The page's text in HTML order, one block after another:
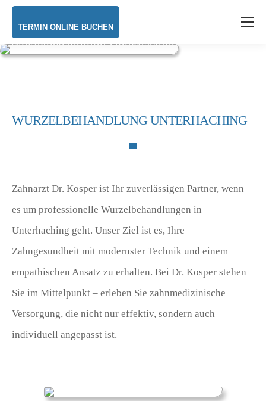
TERMIN ONLINE BUCHEN
WURZELBEHANDLUNG UNTERHACHING
Zahnarzt Dr. Kosper ist Ihr zuverlässigen Partner, wenn
es um professionelle Wurzelbehandlungen in
Unterhaching geht. Unser Ziel ist es, Ihre
Zahngesundheit mit modernster Technik und einem
empathischen Ansatz zu erhalten. Bei Dr. Kosper stehen
Sie im Mittelpunkt – erleben Sie zahnmedizinische
Versorgung, die nicht nur effektiv, sondern auch
individuell angepasst ist.